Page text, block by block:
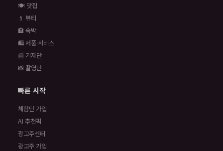
🍽️ 맛집
💄 뷰티
🏨 숙박
🛍️ 제품·서비스
📰 기자단
📸 촬영단
빠른 시작
체험단 가입
AI 추천픽
광고주센터
광고주 가입